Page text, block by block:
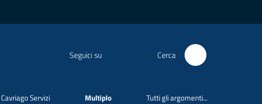
Seguici su Cerca
Cavriago Servizi Multiplo Tutti gli argomenti...